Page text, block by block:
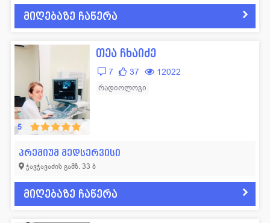
მიღებაზე ჩაწერა
5
თეა ჩხაიძე
7 37 12022
რადიოლოგი
პრემიუმ მედსერვისი
ჭავჭავაძის გამზ. 33 ბ
მიღებაზე ჩაწერა